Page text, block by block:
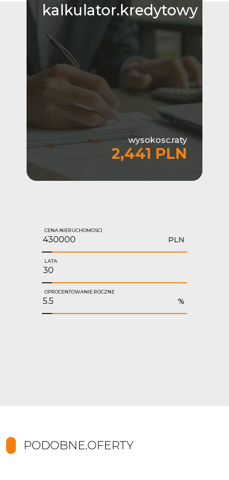
kalkulator.kredytowy
wysokosc.raty
2,441 PLN
CENA.NIERUCHOMOSCI
PLN
LATA
OPROCENTOWANIE.ROCZNE
%
PODOBNE.OFERTY